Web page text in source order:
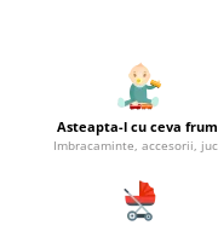
Accesorii
Biciclete fara pedale
Role, patine cu rotile
Asteapta-l cu ceva
Imbracaminte, accesorii,